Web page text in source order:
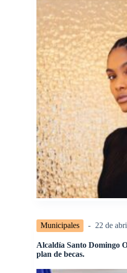
Municipales 22 de
Alcaldía Santo Domingo
plan de becas.